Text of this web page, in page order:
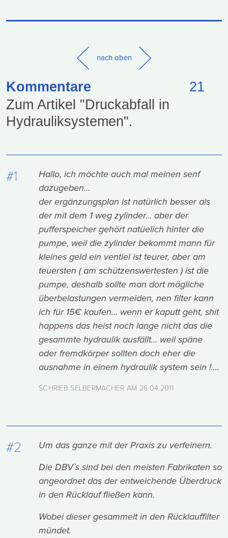
nach oben
Kommentare
21
Zum Artikel "Druckabfall in
Hydrauliksystemen".
#1
Hallo, ich möchte auch mal meinen senf
dazugeben…
der ergänzungsplan ist natürlich besser als
der mit dem 1 weg zylinder… aber der
pufferspeicher gehört natüelich hinter die
pumpe, weil die zylinder bekommt mann für
kleines geld ein ventiel ist teurer, aber am
teuersten ( am schützenswertesten ) ist die
pumpe, deshalb sollte man dort mögliche
überbelastungen vermeiden, nen filter kann
ich für 15€ kaufen… wenn er kaputt geht, shit
happens das heist noch lange nicht das die
gesammte hydraulik ausfällt… weil späne
oder fremdkörper sollten doch eher die
ausnahme in einem hydraulik system sein !....
SCHRIEB SELBERMACHER AM 26.04.2011
#2
Um das ganze mit der Praxis zu verfeinern.
Die DBV`s sind bei den meisten Fabrikaten so
angeordnet das der entweichende Überdruck
in den Rücklauf fließen kann.
Wobei dieser gesammelt in den Rücklauffilter
mündet.